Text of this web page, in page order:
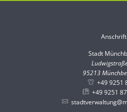
Anschrift
Stadt
95213
+49 9251
+49 9251